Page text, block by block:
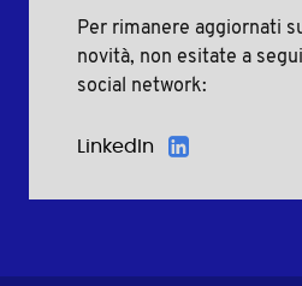
Per rimanere aggiornati
novità, non esitate a
social network:
LinkedIn